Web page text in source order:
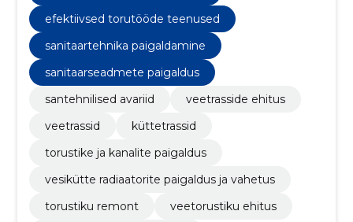
efektiivsed torutööde teenused
sanitaartehnika paigaldamine
sanitaarseadmete paigaldus
santehnilised avariid
veetrasside ehitus
veetrassid
küttetrassid
torustike ja kanalite paigaldus
vesikütte radiaatorite paigaldus ja vahetus
torustiku remont
veetorustiku ehitus